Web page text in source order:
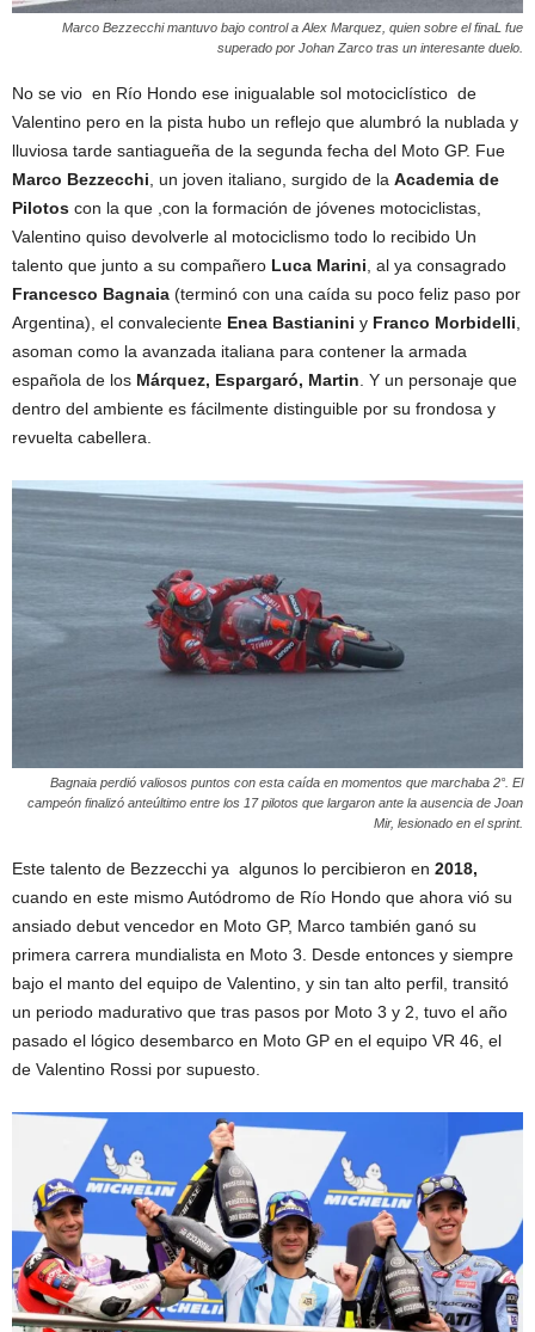
Marco Bezzecchi mantuvo bajo control a Alex Marquez, quien sobre el finaL fue
superado por Johan Zarco tras un interesante duelo.
No se vio en Río Hondo ese inigualable sol motociclístico de
Valentino pero en la pista hubo un reflejo que alumbró la nublada y
lluviosa tarde santiagueña de la segunda fecha del Moto GP. Fue
Marco Bezzecchi , un joven italiano, surgido de la Academia de
Pilotos con la que ,con la formación de jóvenes motociclistas,
Valentino quiso devolverle al motociclismo todo lo recibido Un
talento que junto a su compañero Luca Marini , al ya consagrado
Francesco Bagnaia (terminó con una caída su poco feliz paso por
Argentina), el convaleciente Enea Bastianini y Franco Morbidelli
asoman como la avanzada italiana para contener la armada
española de los Márquez, Espargaró, Martin . Y un personaje que
dentro del ambiente es fácilmente distinguible por su frondosa y
revuelta cabellera.
Bagnaia perdió valiosos puntos con esta caída en momentos que marchaba 2°. El
campeón finalizó anteúltimo entre los 17 pilotos que largaron ante la ausencia de Joan
Mir, lesionado en el sprint.
Este talento de Bezzecchi ya algunos lo percibieron en 2018,
cuando en este mismo Autódromo de Río Hondo que ahora vió su
ansiado debut vencedor en Moto GP, Marco también ganó su
primera carrera mundialista en Moto 3. Desde entonces y siempre
bajo el manto del equipo de Valentino, y sin tan alto perfil, transitó
un periodo madurativo que tras pasos por Moto 3 y 2, tuvo el año
pasado el lógico desembarco en Moto GP en el equipo VR 46, el
de Valentino Rossi por supuesto.